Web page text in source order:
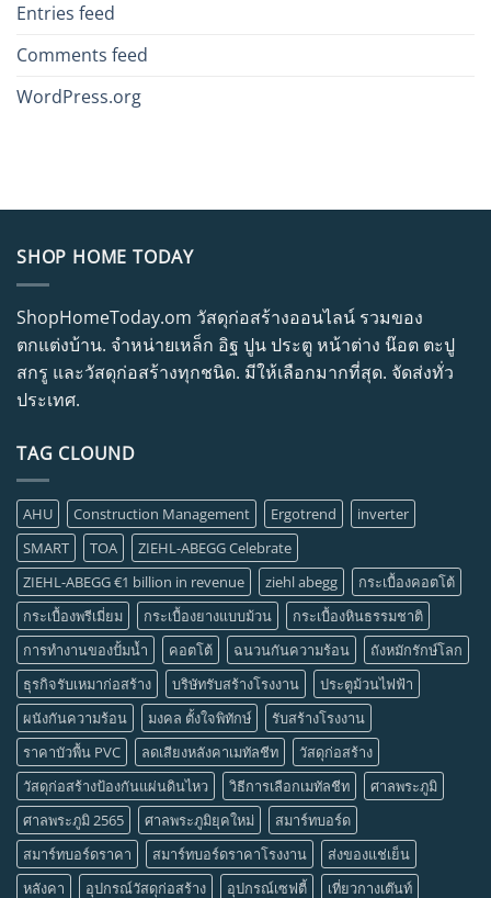
Entries feed
Comments feed
WordPress.org
SHOP HOME TODAY
ShopHomeToday.om วัสดุก่อสร้างออนไลน์ รวมของ
ตกแต่งบ้าน. จำหน่ายเหล็ก อิฐ ปูน ประตู หน้าต่าง น๊อต ตะปู
สกรู และวัสดุก่อสร้างทุกชนิด. มีให้เลือกมากที่สุด. จัดส่งทั่ว
ประเทศ.
TAG CLOUND
AHU Construction Management Ergotrend
inverter
SMART
TOA
ZIEHL-ABEGG Celebrate
ZIEHL-ABEGG €1 billion in revenue
ziehl abegg
กระเบื้องคอตโต้
กระเบื้องพรีเมี่ยม
กระเบื้องยางแบบม้วน
กระเบื้องหินธรรมชาติ
การทำงานของปั้มน้ำ
คอตโต้ ฉนวนกันความร้อน
ถังหมักรักษ์โลก
ธุรกิจรับเหมาก่อสร้าง
บริษัทรับสร้างโรงงาน
ประตูม้วนไฟฟ้า
ผนังกันความร้อน
มงคล ตั้งใจพิทักษ์
รับสร้างโรงงาน
ราคาบัวพื้น PVC
ลดเสียงหลังคาเมทัลชีท
วัสดุก่อสร้าง
วัสดุก่อสร้างป้องกันแผ่นดินไหว
วิธีการเลือกเมทัลชีท
ศาลพระภูมิ
ศาลพระภูมิ 2565
ศาลพระภูมิยุคใหม่
สมาร์ทบอร์ด
สมาร์ทบอร์ดราคา
สมาร์ทบอร์ดราคาโรงงาน
ส่งของแช่เย็น
หลังคา
อุปกรณ์วัสดุก่อสร้าง อุปกรณ์เซฟตี้
เที่ยวกางเต๊นท์